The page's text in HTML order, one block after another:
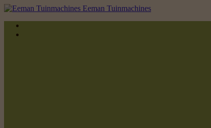
Eeman Tuinmachines